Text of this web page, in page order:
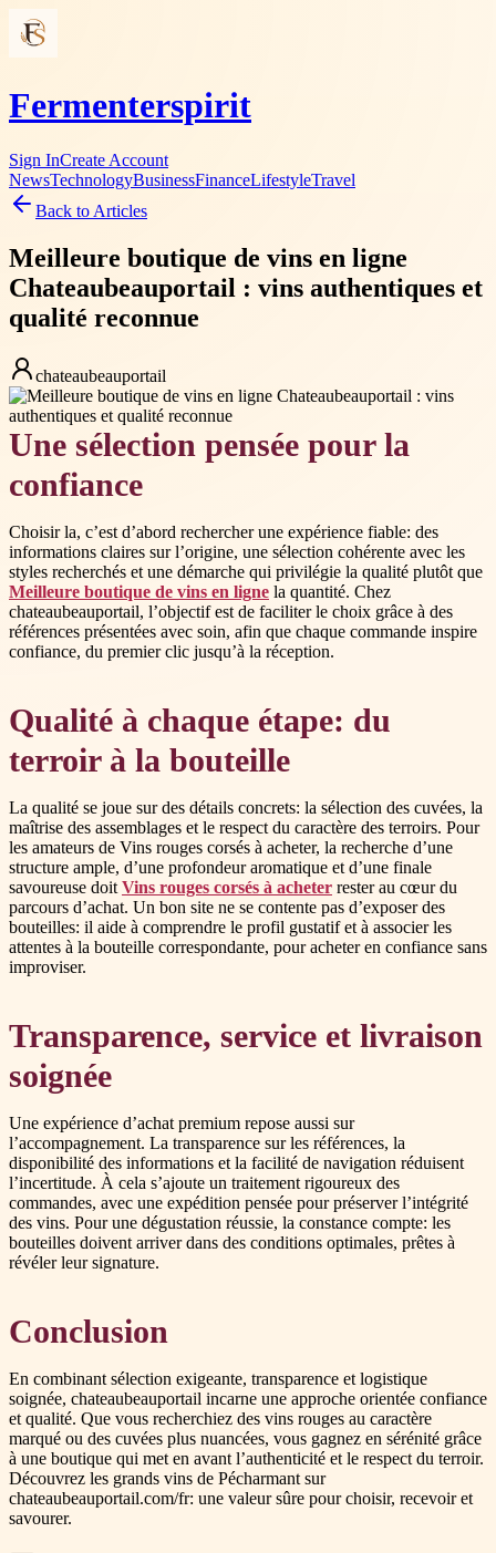
Fermenterspirit
Sign InCreate Account
NewsTechnologyBusinessFinanceLifestyleTravel
Back to Articles
Meilleure boutique de vins en ligne
Chateaubeauportail : vins authentiques et
qualité reconnue
chateaubeauportail
Une sélection pensée pour la
confiance
Choisir la, c’est d’abord rechercher une expérience fiable: des
informations claires sur l’origine, une sélection cohérente avec les
styles recherchés et une démarche qui privilégie la qualité plutôt que
Meilleure boutique de vins en ligne la quantité. Chez
chateaubeauportail, l’objectif est de faciliter le choix grâce à des
références présentées avec soin, afin que chaque commande inspire
confiance, du premier clic jusqu’à la réception.
Qualité à chaque étape: du
terroir à la bouteille
La qualité se joue sur des détails concrets: la sélection des cuvées, la
maîtrise des assemblages et le respect du caractère des terroirs. Pour
les amateurs de Vins rouges corsés à acheter, la recherche d’une
structure ample, d’une profondeur aromatique et d’une finale
savoureuse doit Vins rouges corsés à acheter rester au cœur du
parcours d’achat. Un bon site ne se contente pas d’exposer des
bouteilles: il aide à comprendre le profil gustatif et à associer les
attentes à la bouteille correspondante, pour acheter en confiance sans
improviser.
Transparence, service et livraison
soignée
Une expérience d’achat premium repose aussi sur
l’accompagnement. La transparence sur les références, la
disponibilité des informations et la facilité de navigation réduisent
l’incertitude. À cela s’ajoute un traitement rigoureux des
commandes, avec une expédition pensée pour préserver l’intégrité
des vins. Pour une dégustation réussie, la constance compte: les
bouteilles doivent arriver dans des conditions optimales, prêtes à
révéler leur signature.
Conclusion
En combinant sélection exigeante, transparence et logistique
soignée, chateaubeauportail incarne une approche orientée confiance
et qualité. Que vous recherchiez des vins rouges au caractère
marqué ou des cuvées plus nuancées, vous gagnez en sérénité grâce
à une boutique qui met en avant l’authenticité et le respect du terroir.
Découvrez les grands vins de Pécharmant sur
chateaubeauportail.com/fr: une valeur sûre pour choisir, recevoir et
savourer.